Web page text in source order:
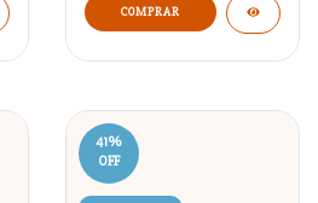
41%
OFF